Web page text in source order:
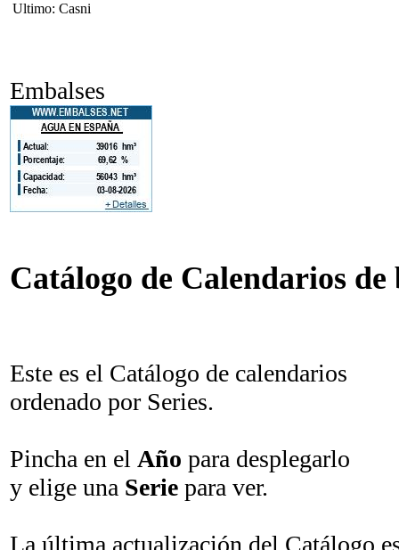
Ultimo: Casni
Embalses
Catálogo de Calendarios
Este es el Catálogo de calendarios
ordenado por Series.
Pincha en el Año para desplegarlo
y elige una Serie para ver.
La última actualización del Catálogo